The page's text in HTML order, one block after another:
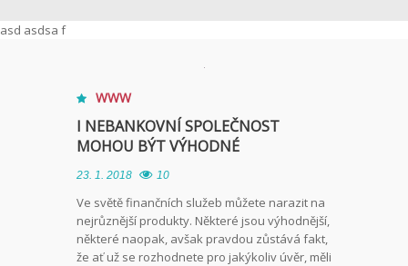
asd asdsa f
WWW
I NEBANKOVNÍ SPOLEČNOST
MOHOU BÝT VÝHODNÉ
23. 1. 2018 10
Ve světě finančních služeb můžete narazit na
nejrůznější produkty. Některé jsou výhodnější,
některé naopak, avšak pravdou zůstává fakt,
že ať už se rozhodnete pro jakýkoliv úvěr, měli